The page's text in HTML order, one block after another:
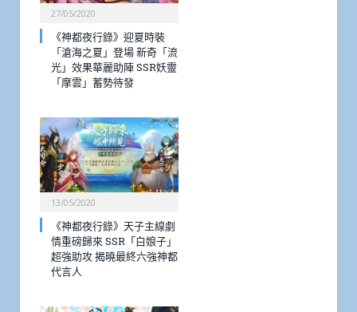
27/05/2020
《神都夜行錄》迎夏時裝
「滄海之夏」登場 新奇「流
光」效果華麗助陣 SSR妖靈
「摩雲」蓄勢待發
13/05/2020
《神都夜行錄》天子主線劇
情重磅歸來 SSR「白娘子」
超強助攻 揭曉最終六強神都
代言人